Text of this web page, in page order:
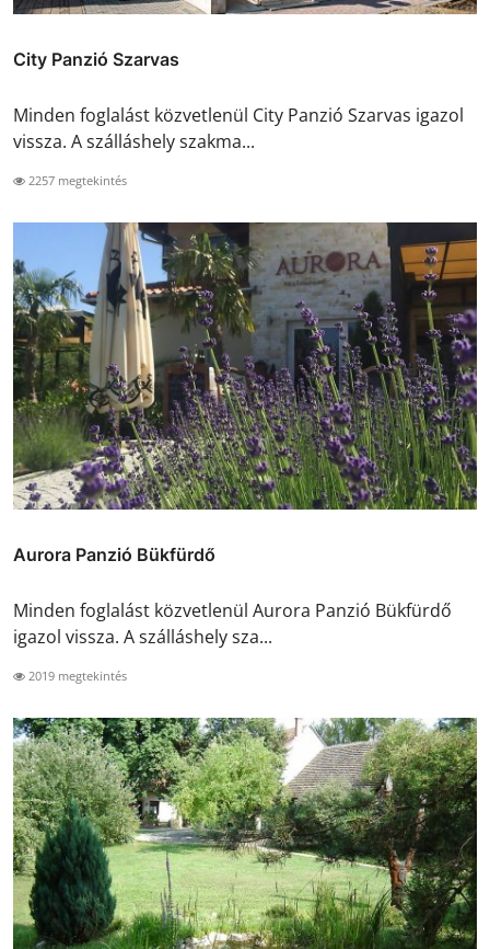
City Panzió Szarvas
Minden foglalást közvetlenül City Panzió Szarvas igazol
vissza. A szálláshely szakma...
2257 megtekintés
Aurora Panzió Bükfürdő
Minden foglalást közvetlenül Aurora Panzió Bükfürdő
igazol vissza. A szálláshely sza...
2019 megtekintés